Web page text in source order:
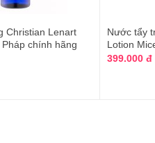
Christian Lenart
chính hãng
Nước tẩy
Lotion
399.000 đ